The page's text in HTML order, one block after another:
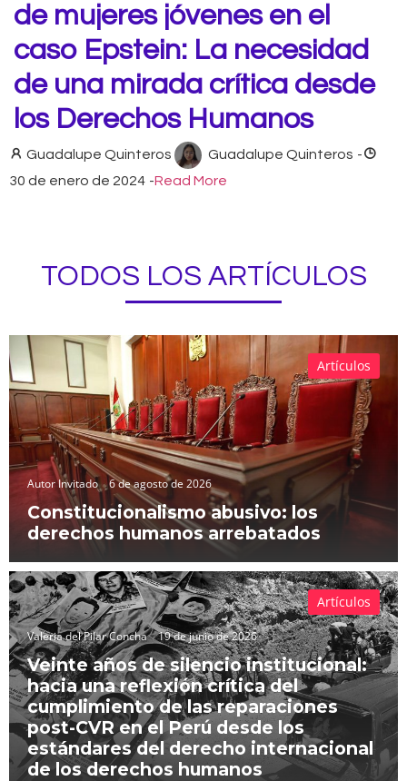
de mujeres jóvenes en el
caso Epstein: La necesidad
de una mirada crítica desde
los Derechos Humanos
Guadalupe Quinteros Guadalupe Quinteros -
30 de enero de 2024 -Read More
TODOS LOS ARTÍCULOS
Autor Invitado 6 de agosto de 2026
Constitucionalismo abusivo: los
derechos humanos arrebatados
Artículos
Valeria del Pilar Concha 19 de junio de 2026
Veinte años de silencio institucional:
hacia una reflexión crítica del
cumplimiento de las reparaciones
post-CVR en el Perú desde los
estándares del derecho internacional
de los derechos humanos
Artículos